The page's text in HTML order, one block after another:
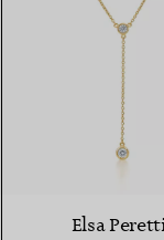
Elsa